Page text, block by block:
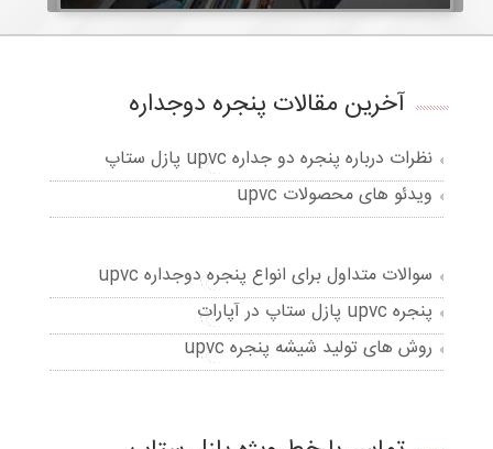
آخرین مقالات پنجره دوجداره
نظرات درباره پنجره دو جداره upvc پازل ستاپ
ویدئو های محصولات upvc
سوالات متداول برای انواع پنجره دوجداره upvc
پنجره upvc پازل ستاپ در آپارات
روش های تولید شیشه پنجره upvc